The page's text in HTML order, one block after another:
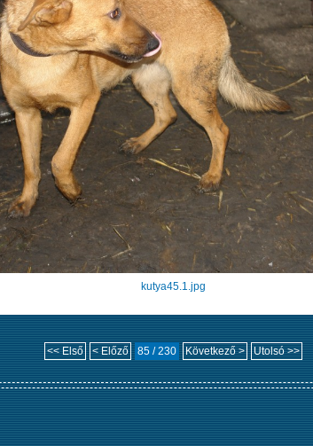
kutya45.1.jpg
<< Első < Előző 85 / 230 Következő > Utolsó >>